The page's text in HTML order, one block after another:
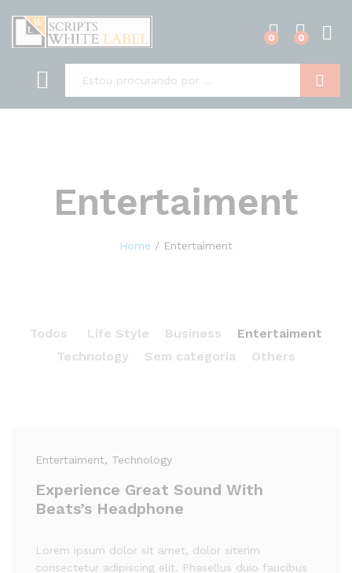
0 0
Entertaiment
Home / Entertaiment
Todos Life Style Business
Entertaiment
Technology
Sem categoria Others
Entertaiment, Technology
Experience Great Sound With
Beats’s Headphone
Lorem ipsum dolor sit amet, dolor siterim
consectetur adipiscing elit. Phasellus duio faucibus